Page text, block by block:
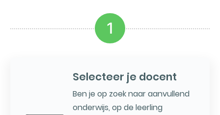
1
Selecteer je docent
Ben je op zoek naar aanvullend
onderwijs, op de leerling